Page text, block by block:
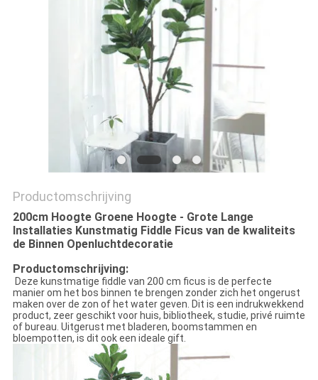
PRIVACYBELEID
Productomschrijving
200cm Hoogte Groene Hoogte - Grote Lange
Installaties Kunstmatig Fiddle Ficus van de kwaliteits
de Binnen Openluchtdecoratie
Productomschrijving:
Deze kunstmatige fiddle van 200 cm ficus is de perfecte
manier om het bos binnen te brengen zonder zich het ongerust
maken over de zon of het water geven. Dit is een indrukwekkend
product, zeer geschikt voor huis, bibliotheek, studie, privé ruimte
of bureau. Uitgerust met bladeren, boomstammen en
bloempotten, is dit ook een ideale gift.